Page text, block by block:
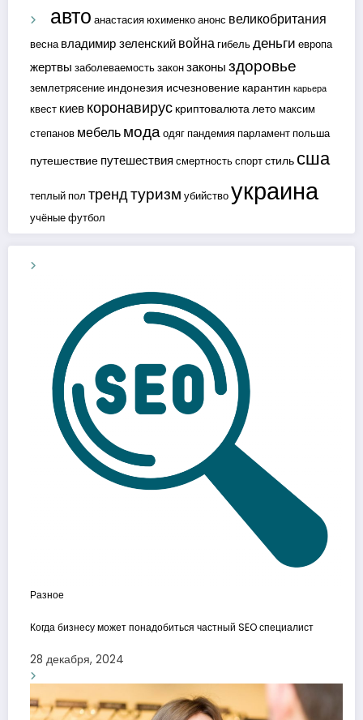
авто анастасия юхименкоанонс великобритания
весна владимир зеленскийвойнагибельденьги европа
жертвы заболеваемостьзаконзаконыздоровье
землетрясение индонезия исчезновение карантин карьера
квест киевкоронавирус криптовалюталетомаксим
степанов мебельмодаодягпандемияпарламентпольша
путешествие путешествия смертностьспортстиль сша
теплый пол трендтуризм убийствоукраина
учёныефутбол
Разное
Когда бизнесу может понадобиться частный SEO специалист
28 декабря, 2024